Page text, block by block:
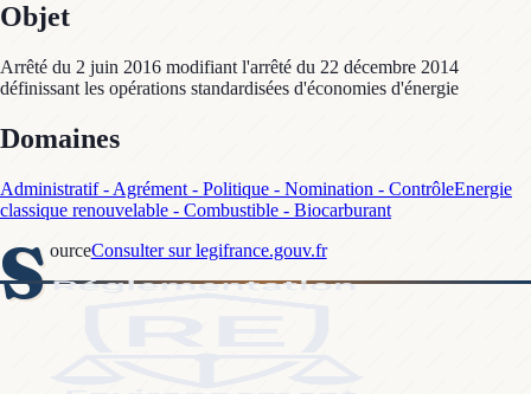
Objet
Arrêté du 2 juin 2016 modifiant l'arrêté du 22 décembre 2014
définissant les opérations standardisées d'économies d'énergie
Domaines
Administratif - Agrément - Politique - Nomination - ContrôleEnergie
classique renouvelable - Combustible - Biocarburant
S ourceConsulter sur legifrance.gouv.fr